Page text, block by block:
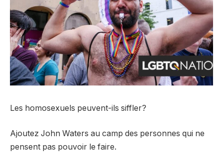
Les homosexuels peuvent-ils siffler?
Ajoutez John Waters au camp des personnes qui ne
pensent pas pouvoir le faire.